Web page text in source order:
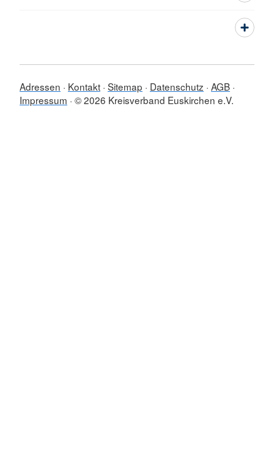
Adressen Kontakt Sitemap Datenschutz AGB
Impressum © 2026 Kreisverband Euskirchen e.V.